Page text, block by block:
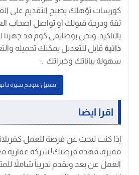
كورسات تؤهلك يصبح التقديم على
ثقة ودرجة قبولك او تواصل اصحاب
بالتاكيد. ونحن بوظايفى كوم قد جهزنا
ذاتية قابل للتعديل يمكنك تحميله
سهولة بباناتك وخبراتك .:
تحميل نموذج سيرة
اقرا ايضا
إذا كنت تبحث عن فرصة للعمل
مميزة، فهذه فرصتك! شركة عقارية
العمل عن بعد وتقدم تدريباً شاملاً